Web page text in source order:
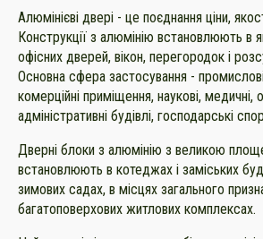
Алюмінієві двері - це поєднання ціни,
Конструкції з алюмінію встановлюють в
офісних дверей, вікон, перегородок і
Основна сфера застосування -
комерційні приміщення, наукові, медичні,
адміністративні будівлі, господарські
Дверні блоки з алюмінію з великою
встановлюють в котеджах і заміських
зимових садах, в місцях загального
багатоповерхових житлових комплексах.